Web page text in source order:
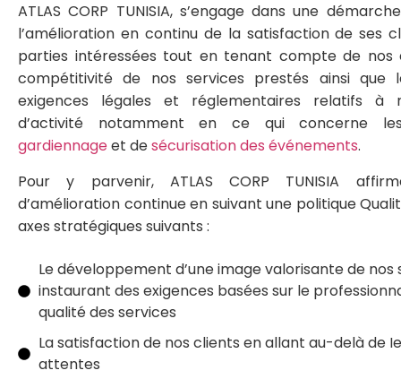
ATLAS CORP TUNISIA, s’engage dans une
l’amélioration en continu de la satisfaction de ses
parties intéressées tout en tenant compte de nos
compétitivité de nos services prestés ainsi que
exigences légales et réglementaires relatifs à
d’activité notamment en ce qui concerne
gardiennageet desécurisation des événements.
Pour y parvenir, ATLAS CORP TUNISIA
d’amélioration continue en suivant une politique
axes stratégiques suivants :
Le développement d’une image valorisante de nos
instaurant des exigences basées sur le
qualité des services
La satisfaction de nos clients en allant au-delà de
attentes